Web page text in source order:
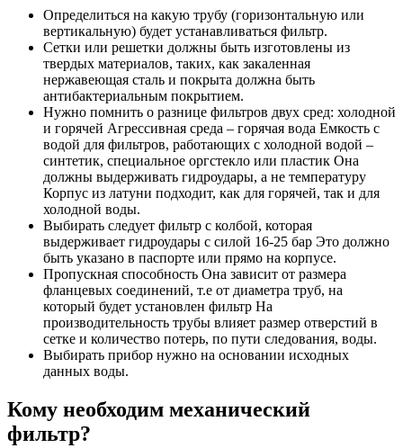
Определиться на какую трубу (горизонтальную или
вертикальную) будет устанавливаться фильтр.
Сетки или решетки должны быть изготовлены из
твердых материалов, таких, как закаленная
нержавеющая сталь и покрыта должна быть
антибактериальным покрытием.
Нужно помнить о разнице фильтров двух сред: холодной
и горячей Агрессивная среда – горячая вода Емкость с
водой для фильтров, работающих с холодной водой –
синтетик, специальное оргстекло или пластик Она
должны выдерживать гидроудары, а не температуру
Корпус из латуни подходит, как для горячей, так и для
холодной воды.
Выбирать следует фильтр с колбой, которая
выдерживает гидроудары с силой 16-25 бар Это должно
быть указано в паспорте или прямо на корпусе.
Пропускная способность Она зависит от размера
фланцевых соединений, т.е от диаметра труб, на
который будет установлен фильтр На
производительность трубы влияет размер отверстий в
сетке и количество потерь, по пути следования, воды.
Выбирать прибор нужно на основании исходных
данных воды.
Кому необходим механический
фильтр?